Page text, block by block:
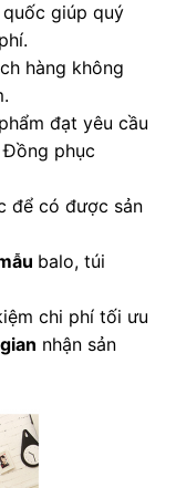
giúp quý
hàng không
đạt yêu cầu
phục
để có được sản
balo, túi
chi phí tối ưu
nhận sản